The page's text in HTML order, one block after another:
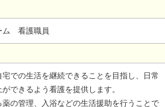
ム 看護職員
での生活を継続できることを目指し、日常
できるよう看護を提供します。
の管理、入浴などの生活援助を行うことで